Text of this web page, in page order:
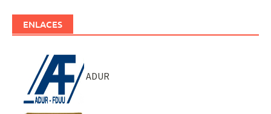
ENLACES
ADUR